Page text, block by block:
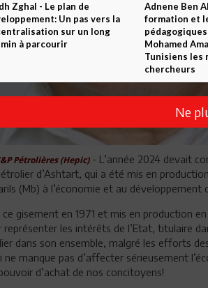
Pétrolières (Hepic)- L’année 2024 devait
d’Ashtart, qui a été mis en
(Mb) à l’économie et au développement
gisement en 1971 et mis en production
représenter les intérêts de l’Etat, titulaire
dans son ensemble, malgré les efforts
manque pas d’affecter sérieusement
d’achat de nos concitoyens!
Zghal - Le plan de
Un pas vers la
sur un long
à parcourir
Adnene Ben
formation et
Mohamed
Tunisiens les
chercheurs
Ne